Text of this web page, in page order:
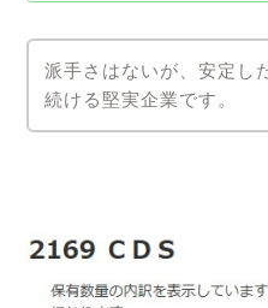
派手さはないが、安定し
続ける堅実企業です。